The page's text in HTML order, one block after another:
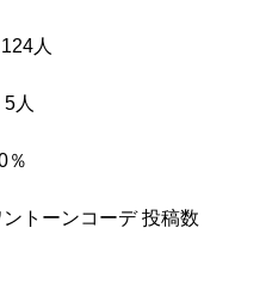
人
人
％
トーンコーデ 投稿数